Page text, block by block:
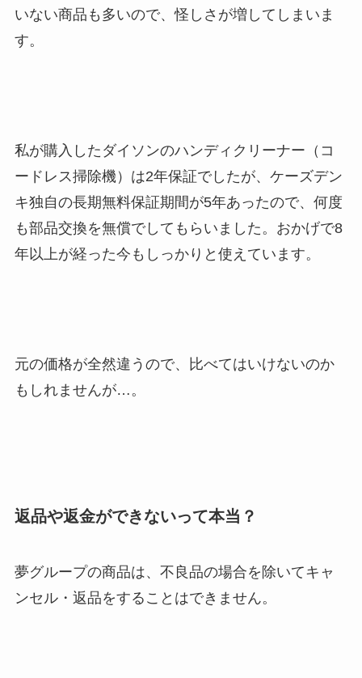
いない商品も多いので、怪しさが増してしまいま
す。
私が購入したダイソンのハンディクリーナー（コ
ードレス掃除機）は2年保証でしたが、ケーズデン
キ独自の長期無料保証期間が5年あったので、何度
も部品交換を無償でしてもらいました。おかげで8
年以上が経った今もしっかりと使えています。
元の価格が全然違うので、比べてはいけないのか
もしれませんが…。
返品や返金ができないって本当？
夢グループの商品は、 不良品の場合を除いてキャ
ンセル・返品をすることはできません。